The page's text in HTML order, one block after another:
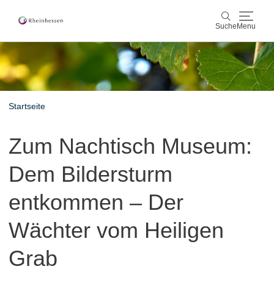
Suche Menu
Suche
Wein & Genuss
Buchung & Service
Karte
Startseite
Zum Nachtisch Museum:
Dem Bildersturm
entkommen – Der
Wächter vom Heiligen
Grab